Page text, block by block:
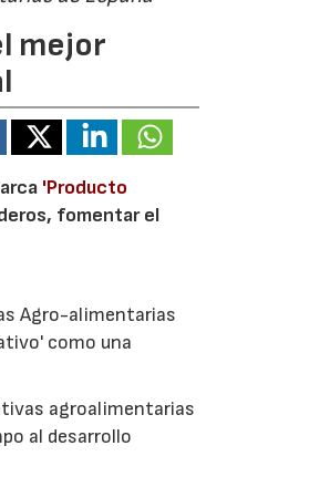
mejor
'Producto
fomentar el
Agro-alimentarias
como una
agroalimentarias
al desarrollo